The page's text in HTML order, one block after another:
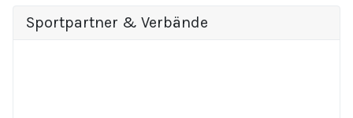
Sportpartner & Verbände